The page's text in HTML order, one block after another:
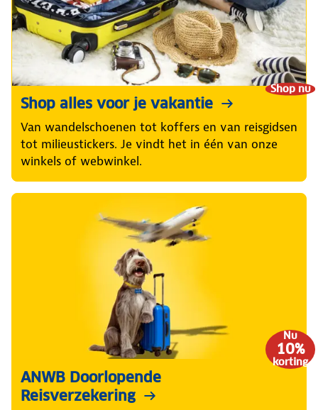
Shop nu
Shop alles voor je vakantie
Van wandelschoenen tot koffers en van reisgidsen
tot milieustickers. Je vindt het in één van onze
winkels of webwinkel.
Nu
10%
korting
ANWB Doorlopende
Reisverzekering